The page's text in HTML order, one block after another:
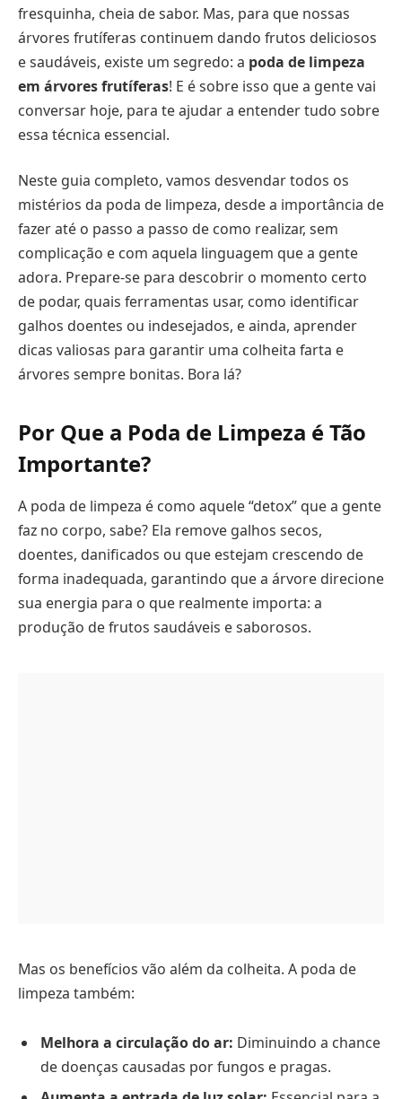
fresquinha, cheia de sabor. Mas, para que nossas
árvores frutíferas continuem dando frutos deliciosos
e saudáveis, existe um segredo: a poda de limpeza
em árvores frutíferas! E é sobre isso que a gente vai
conversar hoje, para te ajudar a entender tudo sobre
essa técnica essencial.
Neste guia completo, vamos desvendar todos os
mistérios da poda de limpeza, desde a importância de
fazer até o passo a passo de como realizar, sem
complicação e com aquela linguagem que a gente
adora. Prepare-se para descobrir o momento certo
de podar, quais ferramentas usar, como identificar
galhos doentes ou indesejados, e ainda, aprender
dicas valiosas para garantir uma colheita farta e
árvores sempre bonitas. Bora lá?
Por Que a Poda de Limpeza é Tão
Importante?
A poda de limpeza é como aquele “detox” que a gente
faz no corpo, sabe? Ela remove galhos secos,
doentes, danificados ou que estejam crescendo de
forma inadequada, garantindo que a árvore direcione
sua energia para o que realmente importa: a
produção de frutos saudáveis e saborosos.
Mas os benefícios vão além da colheita. A poda de
limpeza também:
Melhora a circulação do ar: Diminuindo a chance
de doenças causadas por fungos e pragas.